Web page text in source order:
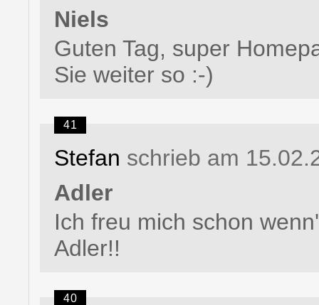
Niels
Guten Tag, super
Sie weiter so :-)
41
Stefan schrieb am
Adler
Ich freu mich schon
Adler!!
40